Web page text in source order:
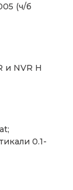
(ч/б
и NVR H
0.1-